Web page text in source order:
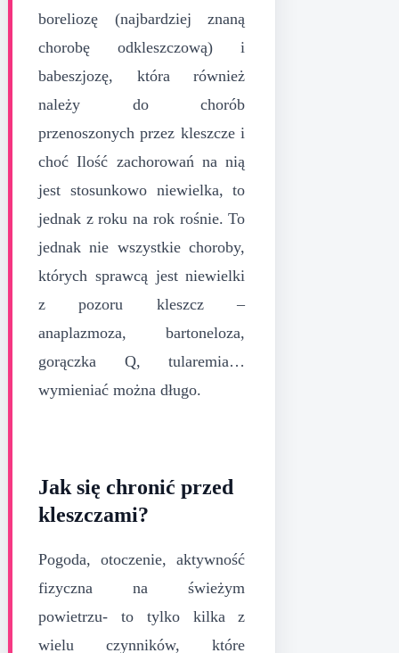
boreliozę (najbardziej znaną
chorobę odkleszczową) i
babeszjozę, która również
należy do chorób
przenoszonych przez kleszcze i
choć Ilość zachorowań na nią
jest stosunkowo niewielka, to
jednak z roku na rok rośnie. To
jednak nie wszystkie choroby,
których sprawcą jest niewielki
z pozoru kleszcz –
anaplazmoza, bartoneloza,
gorączka Q, tularemia…
wymieniać można długo.
Jak się chronić przed
kleszczami?
Pogoda, otoczenie, aktywność
fizyczna na świeżym
powietrzu- to tylko kilka z
wielu czynników, które